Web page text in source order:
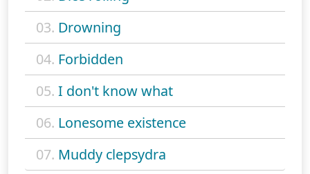
03. Drowning
04. Forbidden
05. I don't know what
06. Lonesome existence
07. Muddy clepsydra